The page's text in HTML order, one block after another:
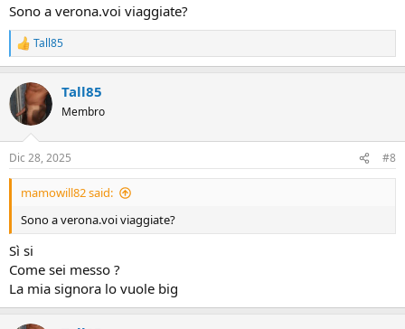
Sono a verona.voi viaggiate?
R
e
c
t
i
n
s
:
Tall85
Tall85
Membro
Dic 28, 2025 #8
mamowill82 said:
Sono a verona.voi viaggiate?
Sì si
Come sei messo ?
La mia signora lo vuole big